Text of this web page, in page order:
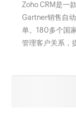
Zoho CRM是一
Gartner销售自
单。180多个国
管理客户关系，